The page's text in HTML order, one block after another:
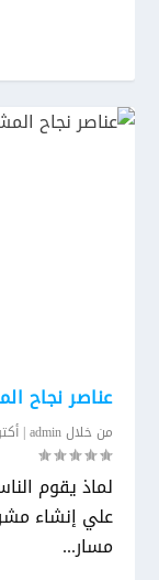
عناصر نجاح
من خلالadmin
|
لماذ يقوم
علي إنشاء
مسار...